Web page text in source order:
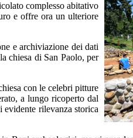
complesso abitativo
e offre ora un ulteriore
e archiviazione dei dati
chiesa di San Paolo, per
con le celebri pitture
a lungo ricoperto dal
rilevanza storica